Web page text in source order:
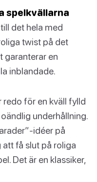
spelkvällarna
det hela med
twist på det
garanterar en
inblandade.
redo för en kväll fylld
underhållning.
idéer på
få slut på roliga
Det är en klassiker,